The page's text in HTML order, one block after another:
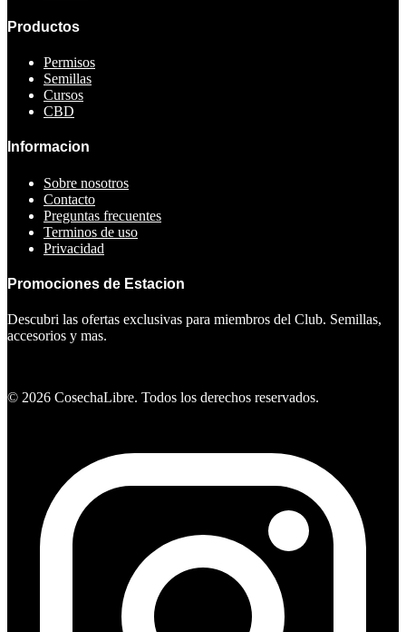
Productos
Permisos
Semillas
Cursos
CBD
Informacion
Sobre nosotros
Contacto
Preguntas frecuentes
Terminos de uso
Privacidad
Promociones de Estacion
Descubri las ofertas exclusivas para miembros del Club. Semillas,
accesorios y mas.
© 2026 CosechaLibre. Todos los derechos reservados.